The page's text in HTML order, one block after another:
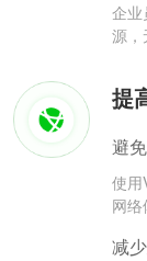
企业
源，
提
避
使用
网络
减